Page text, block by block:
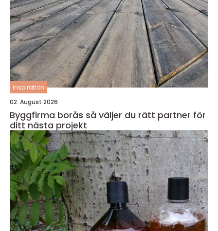
inspiration
02. August 2026
Byggfirma borås så väljer du rätt partner för
ditt nästa projekt